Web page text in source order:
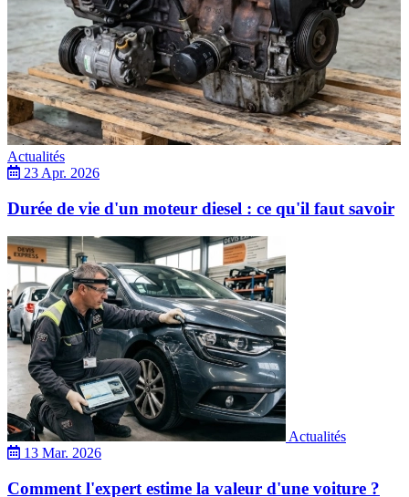
Actualités
23 Apr. 2026
Durée de vie d'un moteur diesel : ce qu'il faut savoir
Actualités
13 Mar. 2026
Comment l'expert estime la valeur d'une voiture ?